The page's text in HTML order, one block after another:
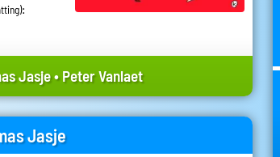
:
Jasje•Peter Vanlaet
Jasje